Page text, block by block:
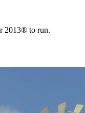
2013® to run.